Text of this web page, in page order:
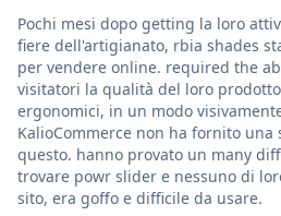
Pochi mesi dopo getting la loro
fiere dell'artigianato, rbia shades
per vendere online. required the
visitatori la qualità del loro
ergonomici, in un modo
KalioCommerce non ha fornito
questo. hanno provato un many
trovare powr slider e nessuno di
sito, era goffo e difficile da usare.